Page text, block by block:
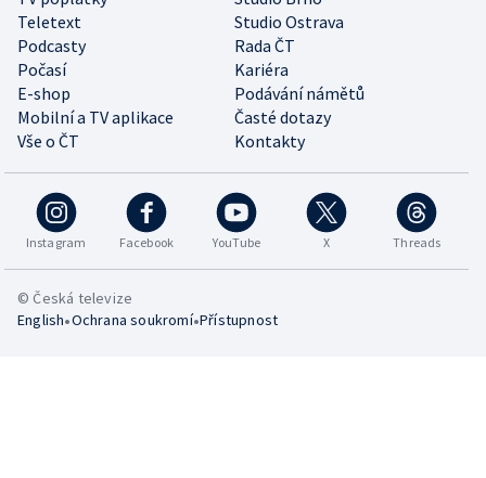
Teletext
Studio Ostrava
Podcasty
Rada ČT
Počasí
Kariéra
E-shop
Podávání námětů
Mobilní a TV aplikace
Časté dotazy
Vše o ČT
Kontakty
Instagram Facebook YouTube X Threads
© Česká televize
English•Ochrana soukromí•Přístupnost